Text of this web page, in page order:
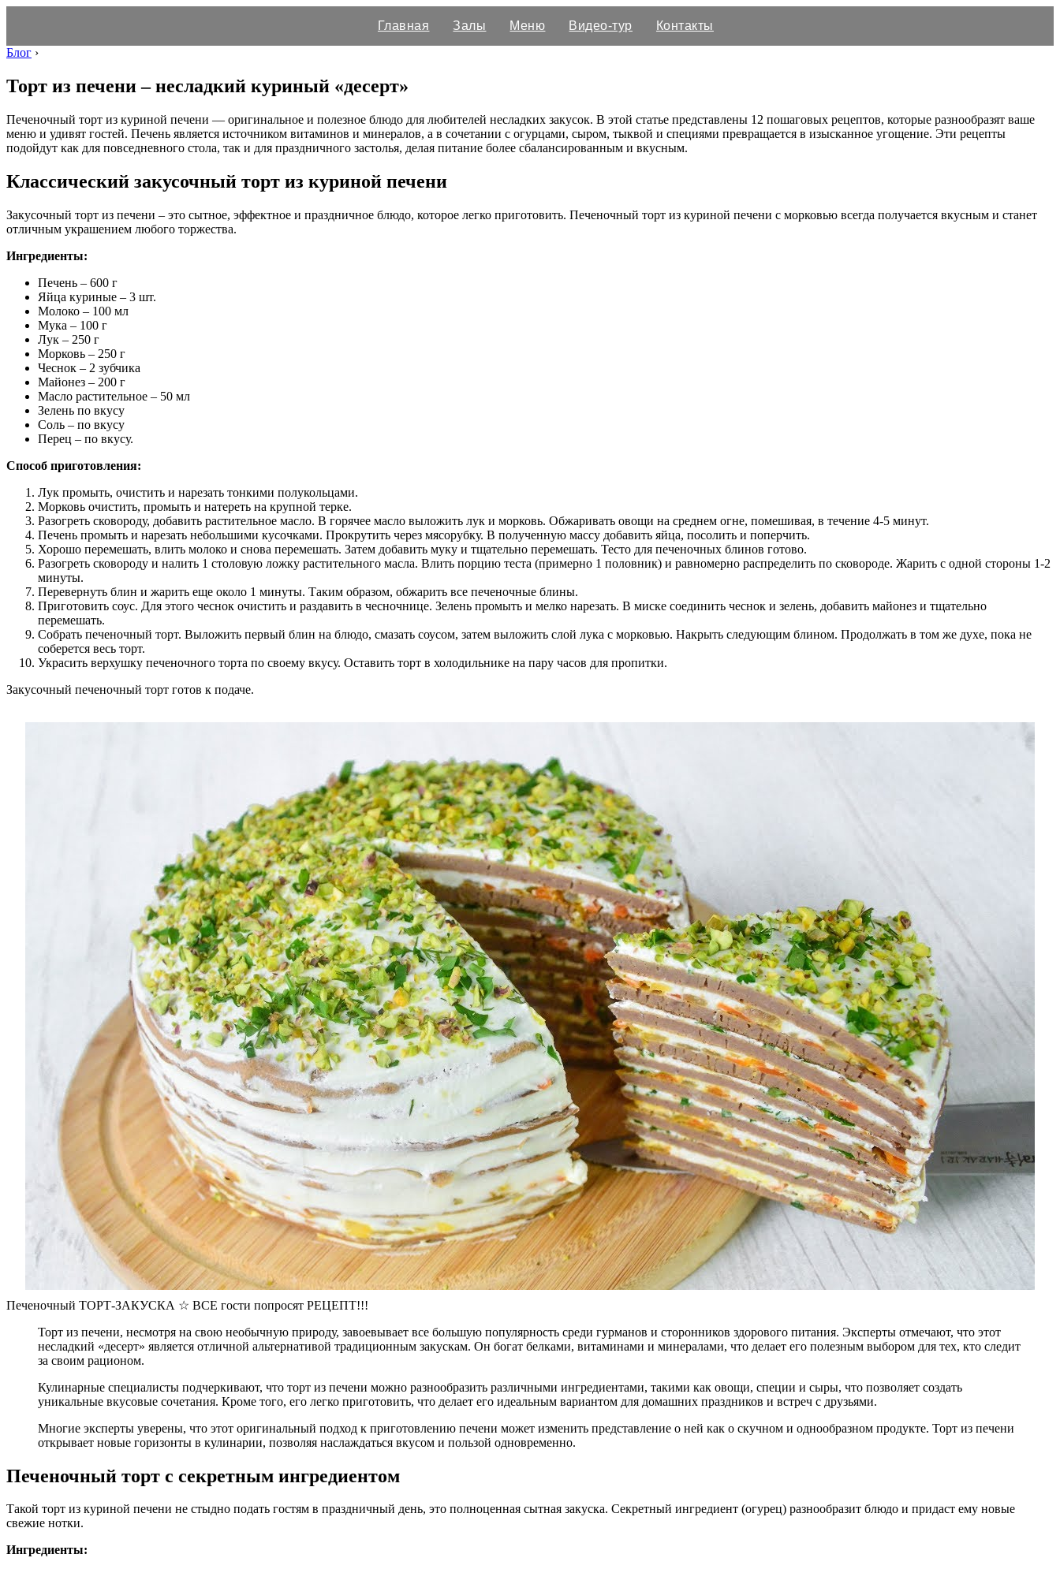
Главная Залы Меню Видео-тур
Контакты
Блог ›
Торт из печени – несладкий куриный «десерт»
Печеночный торт из куриной печени — оригинальное и полезное блюдо для любителей несладких закусок. В этой статье представлены 12 пошаговых рецептов, которые разнообразят ваше
меню и удивят гостей. Печень является источником витаминов и минералов, а в сочетании с огурцами, сыром, тыквой и специями превращается в изысканное угощение. Эти рецепты
подойдут как для повседневного стола, так и для праздничного застолья, делая питание более сбалансированным и вкусным.
Классический закусочный торт из куриной печени
Закусочный торт из печени – это сытное, эффектное и праздничное блюдо, которое легко приготовить. Печеночный торт из куриной печени с морковью всегда получается вкусным и станет
отличным украшением любого торжества.
Ингредиенты:
Печень – 600 г
Яйца куриные – 3 шт.
Молоко – 100 мл
Мука – 100 г
Лук – 250 г
Морковь – 250 г
Чеснок – 2 зубчика
Майонез – 200 г
Масло растительное – 50 мл
Зелень по вкусу
Соль – по вкусу
Перец – по вкусу.
Способ приготовления:
Лук промыть, очистить и нарезать тонкими полукольцами.
Морковь очистить, промыть и натереть на крупной терке.
Разогреть сковороду, добавить растительное масло. В горячее масло выложить лук и морковь. Обжаривать овощи на среднем огне, помешивая, в течение 4-5 минут.
Печень промыть и нарезать небольшими кусочками. Прокрутить через мясорубку. В полученную массу добавить яйца, посолить и поперчить.
Хорошо перемешать, влить молоко и снова перемешать. Затем добавить муку и тщательно перемешать. Тесто для печеночных блинов готово.
Разогреть сковороду и налить 1 столовую ложку растительного масла. Влить порцию теста (примерно 1 половник) и равномерно распределить по сковороде. Жарить с одной стороны 1-2
минуты.
Перевернуть блин и жарить еще около 1 минуты. Таким образом, обжарить все печеночные блины.
Приготовить соус. Для этого чеснок очистить и раздавить в чесночнице. Зелень промыть и мелко нарезать. В миске соединить чеснок и зелень, добавить майонез и тщательно
перемешать.
Собрать печеночный торт. Выложить первый блин на блюдо, смазать соусом, затем выложить слой лука с морковью. Накрыть следующим блином. Продолжать в том же духе, пока не
соберется весь торт.
Украсить верхушку печеночного торта по своему вкусу. Оставить торт в холодильнике на пару часов для пропитки.
Закусочный печеночный торт готов к подаче.
Печеночный ТОРТ-ЗАКУСКА ☆ ВСЕ гости попросят РЕЦЕПТ!!!
Торт из печени, несмотря на свою необычную природу, завоевывает все большую популярность среди гурманов и сторонников здорового питания. Эксперты отмечают, что этот
несладкий «десерт» является отличной альтернативой традиционным закускам. Он богат белками, витаминами и минералами, что делает его полезным выбором для тех, кто следит
за своим рационом.
Кулинарные специалисты подчеркивают, что торт из печени можно разнообразить различными ингредиентами, такими как овощи, специи и сыры, что позволяет создать
уникальные вкусовые сочетания. Кроме того, его легко приготовить, что делает его идеальным вариантом для домашних праздников и встреч с друзьями.
Многие эксперты уверены, что этот оригинальный подход к приготовлению печени может изменить представление о ней как о скучном и однообразном продукте. Торт из печени
открывает новые горизонты в кулинарии, позволяя наслаждаться вкусом и пользой одновременно.
Печеночный торт с секретным ингредиентом
Такой торт из куриной печени не стыдно подать гостям в праздничный день, это полноценная сытная закуска. Секретный ингредиент (огурец) разнообразит блюдо и придаст ему новые
свежие нотки.
Ингредиенты: